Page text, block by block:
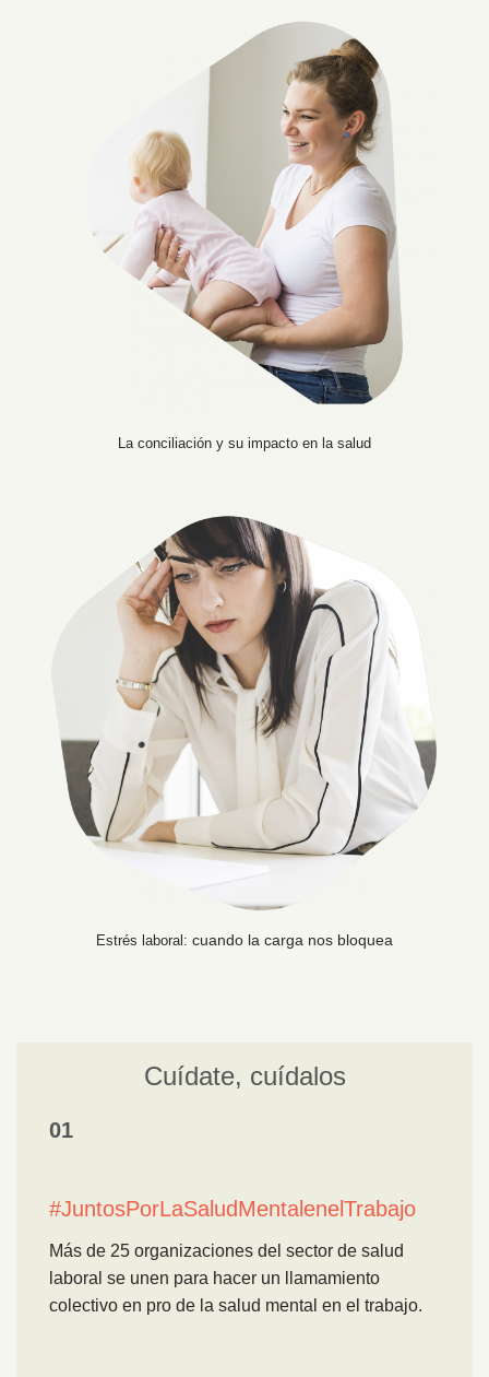
La conciliación y su impacto en la salud
Estrés laboral: cuando la carga nos bloquea
Cuídate, cuídalos
01
#JuntosPorLaSaludMentalenelTrabajo
Más de 25 organizaciones del sector de salud
laboral se unen para hacer un llamamiento
colectivo en pro de la salud mental en el trabajo.